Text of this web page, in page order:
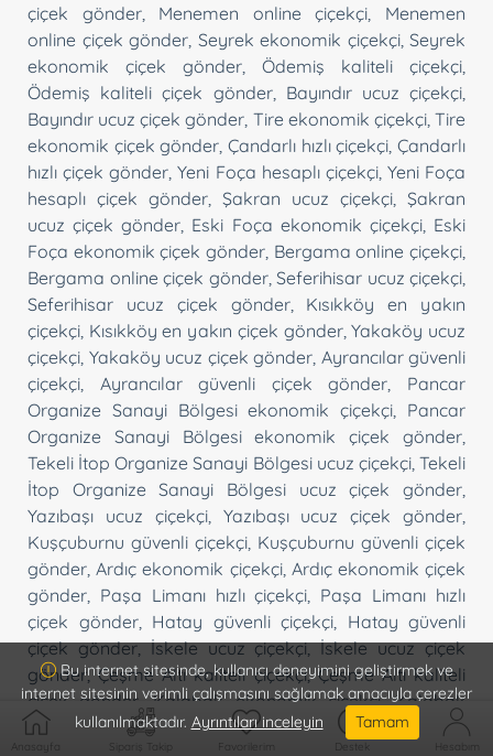
çiçek gönder, Menemen online çiçekçi
Menemen
online çiçek gönder Seyrek ekonomik çiçekçi, Seyrek
ekonomik çiçek gönder
Ödemiş kaliteli çiçekçi
Ödemiş kaliteli çiçek gönder, Bayındır ucuz çiçekçi
Bayındır ucuz çiçek gönder Tire ekonomik çiçekçi,Tire
ekonomik çiçek gönder ,Çandarlı hızlı çiçekçi ,Çandarlı
hızlı çiçek gönder ,Yeni Foça hesaplı çiçekçi, Yeni Foça
hesaplı çiçek gönder
Şakran ucuz çiçekçi
Şakran
ucuz çiçek gönder Eski Foça ekonomik çiçekçi, Eski
Foça ekonomik çiçek gönder Bergama online çiçekçi
Bergama online çiçek gönder, Seferihisar ucuz çiçekçi
Seferihisar ucuz çiçek gönder, Kısıkköy en yakın
çiçekçi Kısıkköy en yakın çiçek gönder,Yakaköy ucuz
çiçekçi Yakaköy ucuz çiçek gönder Ayrancılar güvenli
çiçekçi
Ayrancılar güvenli çiçek gönder
Pancar
Organize Sanayi Bölgesi ekonomik çiçekçi
Pancar
Organize Sanayi Bölgesi ekonomik çiçek gönder
Tekeli İtop Organize Sanayi Bölgesi ucuz çiçekçi,Tekeli
İtop Organize Sanayi Bölgesi ucuz çiçek gönder
Yazıbaşı ucuz çiçekçi, Yazıbaşı ucuz çiçek gönder
Kuşçuburnu güvenli çiçekçi Kuşçuburnu güvenli çiçek
gönder ,Ardıç ekonomik çiçekçi, Ardıç ekonomik çiçek
gönder
Paşa Limanı hızlı çiçekçi
Paşa Limanı hızlı
çiçek gönder, Hatay güvenli çiçekçi
Hatay güvenli
çiçek gönder,İskele ucuz çiçekçi,İskele ucuz çiçek
gönder,Çeşme Altı kaliteli çiçekçi,Çeşme Altı kaliteli
çiçek gönder ,Kalabak ekonomik çiçekçi,Kalabak
ekonomik çiçek gönder,Zeytin Alanı ucuz çiçekçi,
Anasayfa Sipariş Takip Favorilerim Destek Hesabım
Bu internet sitesinde, kullanıcı deneyimini geliştirmek ve
internet sitesinin verimli çalışmasını sağlamak amacıyla çerezler
kullanılmaktadır. Ayrıntıları inceleyin Tamam